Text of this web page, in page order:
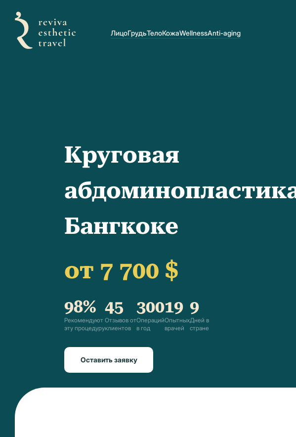
ЛицоГрудьТелоКожаWellnessAnti-aging
Круговая
Бангкоке
от 7 700 $
98%
Рекомендуют
эту процедуру
45
Отзывов от
клиентов
300
Операций
в год
19
Опытных
врачей
9
Дней в
стране
Оставить заявку